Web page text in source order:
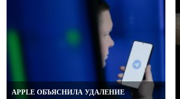
APPLE ОБЪЯСНИЛА УДАЛЕНИЕ